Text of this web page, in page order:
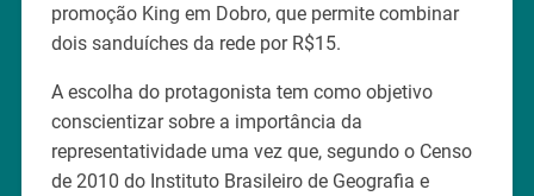
promoção King em Dobro, que permite combinar
dois sanduíches da rede por R$15.
A escolha do protagonista tem como objetivo
conscientizar sobre a importância da
representatividade uma vez que, segundo o Censo
de 2010 do Instituto Brasileiro de Geografia e